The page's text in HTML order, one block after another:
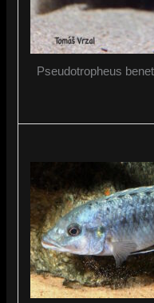
Pseudotropheus